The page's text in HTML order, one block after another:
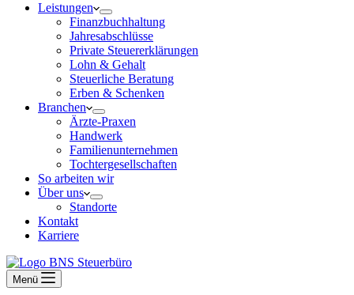
Leistungen
Finanzbuchhaltung
Jahresabschlüsse
Private Steuererklärungen
Lohn & Gehalt
Steuerliche Beratung
Erben & Schenken
Branchen
Ärzte-Praxen
Handwerk
Familienunternehmen
Tochtergesellschaften
So arbeiten wir
Über uns
Standorte
Kontakt
Karriere
Menü